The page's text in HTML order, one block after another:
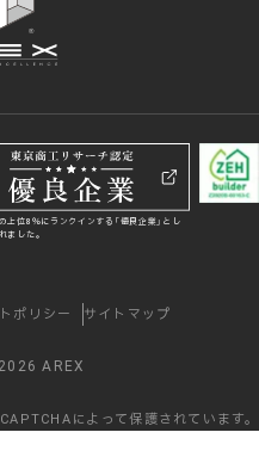
上位8％にランクインする「優良企業」とし
ました。
ポリシー サイトマップ
によって保護されています。
AREX